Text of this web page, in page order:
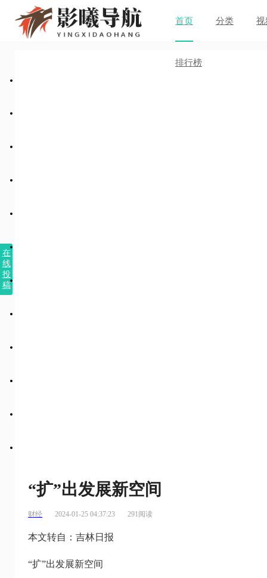
首页 分类 视
排行榜
在
线
投
稿
“扩”出发展新空间
财经 2024-01-25 04:37:23 291阅读
本文转自：吉林日报
“扩”出发展新空间